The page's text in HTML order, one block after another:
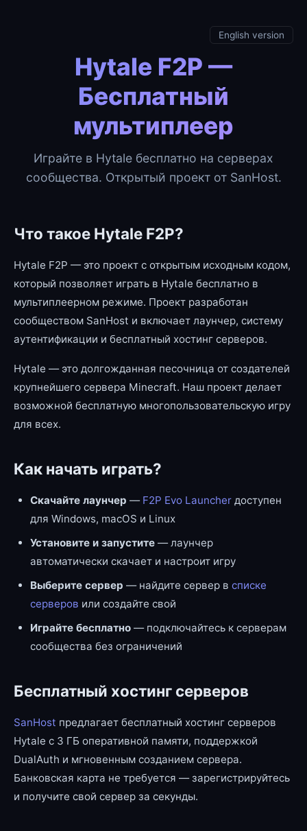
English version
Hytale F2P —
Бесплатный
мультиплеер
Играйте в Hytale бесплатно на серверах
сообщества. Открытый проект от SanHost.
Что такое Hytale F2P?
Hytale F2P — это проект с открытым исходным кодом,
который позволяет играть в Hytale бесплатно в
мультиплеерном режиме. Проект разработан
сообществом SanHost и включает лаунчер, систему
аутентификации и бесплатный хостинг серверов.
Hytale — это долгожданная песочница от создателей
крупнейшего сервера Minecraft. Наш проект делает
возможной бесплатную многопользовательскую игру
для всех.
Как начать играть?
Скачайте лаунчер — F2P Evo Launcher доступен
для Windows, macOS и Linux
Установите и запустите — лаунчер
автоматически скачает и настроит игру
Выберите сервер — найдите сервер в списке
серверов или создайте свой
Играйте бесплатно — подключайтесь к серверам
сообщества без ограничений
Бесплатный хостинг серверов
SanHost предлагает бесплатный хостинг серверов
Hytale с 3 ГБ оперативной памяти, поддержкой
DualAuth и мгновенным созданием сервера.
Банковская карта не требуется — зарегистрируйтесь
и получите свой сервер за секунды.